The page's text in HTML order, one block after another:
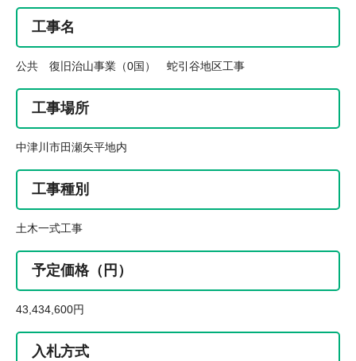
工事名
公共 復旧治山事業（0国） 蛇引谷地区工事
工事場所
中津川市田瀬矢平地内
工事種別
土木一式工事
予定価格（円）
43,434,600円
入札方式